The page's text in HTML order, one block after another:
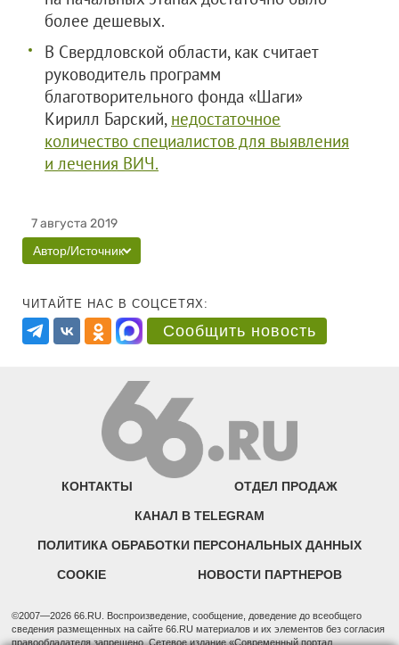
более дешевых.
В Свердловской области, как считает
руководитель программ
благотворительного фонда «Шаги»
Кирилл Барский, недостаточное
количество специалистов для выявления
и лечения ВИЧ.
7 августа 2019
Автор/Источник
ЧИТАЙТЕ НАС В СОЦСЕТЯХ:
Сообщить новость
КОНТАКТЫ ОТДЕЛ ПРОДАЖ
КАНАЛ В TELEGRAM
ПОЛИТИКА ОБРАБОТКИ ПЕРСОНАЛЬНЫХ ДАННЫХ
COOKIE НОВОСТИ ПАРТНЕРОВ
©2007—2026 66.RU. Воспроизведение, сообщение, доведение до всеобщего
сведения размещенных на сайте 66.RU материалов и их элементов без согласия
правообладателя запрещено. Сетевое издание «Современный портал